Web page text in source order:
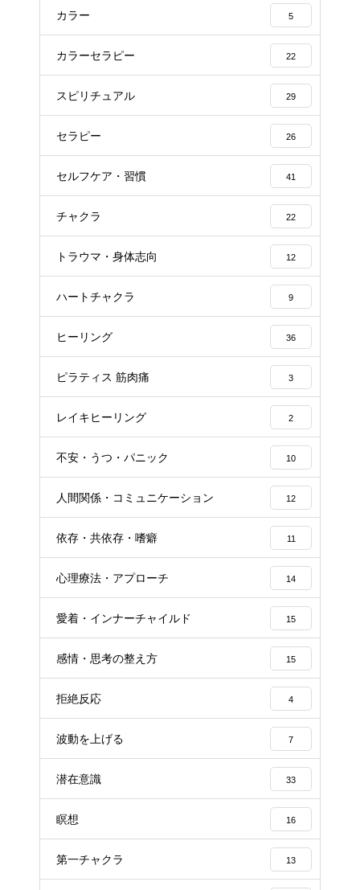
カラー 5
カラーセラピー 22
スピリチュアル 29
セラピー 26
セルフケア・習慣 41
チャクラ 22
トラウマ・身体志向 12
ハートチャクラ 9
ヒーリング 36
ピラティス 筋肉痛 3
レイキヒーリング 2
不安・うつ・パニック 10
人間関係・コミュニケーション 12
依存・共依存・嗜癖 11
心理療法・アプローチ 14
愛着・インナーチャイルド 15
感情・思考の整え方 15
拒絶反応 4
波動を上げる 7
潜在意識 33
瞑想 16
第一チャクラ 13